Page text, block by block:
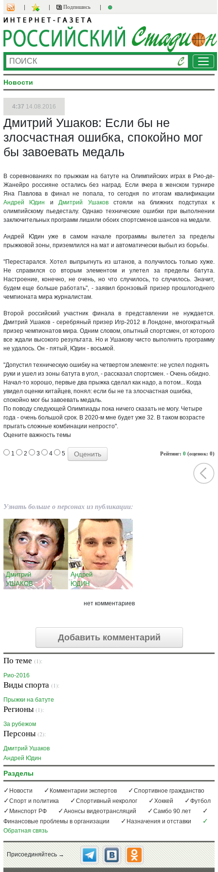
Подпишись
Новости
4:37 14.08.2016
Дмитрий Ушаков: Если бы не
злосчастная ошибка, спокойно мог
бы завоевать медаль
В соревнованиях по прыжкам на батуте на Олимпийских играх в Рио-де-
Жанейро россияне остались без наград. Если вчера в женском турнире
Яна Павлова в финал не попала, то сегодня по итогам квалификации
Андрей Юдин
иДмитрий Ушаковстояли на ближних подступах к
олимпийскому пьедесталу. Однако технические ошибки при выполнении
заключительных программ лишили обоих спортсменов шансов на медали.
Андрей Юдин уже в самом начале программы вылетел за пределы
прыжковой зоны, приземлился на мат и автоматически выбыл из борьбы.
"Перестарался. Хотел выпрыгнуть из штанов, а получилось только хуже.
Не справился со вторым элементом и улетел за пределы батута.
Настроение, конечно, не очень, но что случилось, то случилось. Значит,
будем еще больше работать", - заявил бронзовый призер прошлогоднего
чемпионата мира журналистам.
Второй российский участник финала в представлении не нуждается.
Дмитрий Ушаков - серебряный призер Игр-2012 в Лондоне, многократный
призер чемпионатов мира. Одним словом, опытный спортсмен, от которого
все ждали высокого результата. Но и Ушакову чисто выполнить программу
не удалось. Он - пятый, Юдин - восьмой.
"Допустил техническую ошибку на четвертом элементе: не успел поднять
руки и ушел из зоны батута в угол, - рассказал спортсмен. - Очень обидно.
Начал-то хорошо, первые два прыжка сделал как надо, а потом... Когда
увидел оценки китайцев, понял: если бы не та злосчастная ошибка,
спокойно мог бы завоевать медаль.
По поводу следующей Олимпиады пока ничего сказать не могу. Четыре
года - очень большой срок. В 2020-м мне будет уже 32. В таком возрасте
прыгать сложные комбинации непросто".
Оцените важность темы
Рейтинг: 0 (оценок: 0)
1 2 3 4 5
Узнать больше о персонах из публикации:
Дмитрий
УШАКОВ
Андрей
ЮДИН
нет комментариев
Добавить комментарий
По теме (1):
Рио-2016
Виды спорта (1):
Прыжки на батуте
Регионы (1):
За рубежом
Персоны (2):
Дмитрий Ушаков
Андрей Юдин
Разделы
Новости Комментарии экспертов
Спортивное гражданство
Спорт и политика
Спортивный некролог Хоккей
Футбол
Минспорт РФ
Анонсы видеотрансляций
Самбо 90 лет
Финансовые проблемы в организации
Назначения и отставки
Обратная связь
Присоединяйтесь →